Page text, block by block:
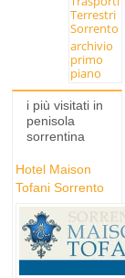
Terrestri
Sorrento
archivio
primo
piano
i più visitati in
penisola
sorrentina
Hotel Maison
Tofani Sorrento